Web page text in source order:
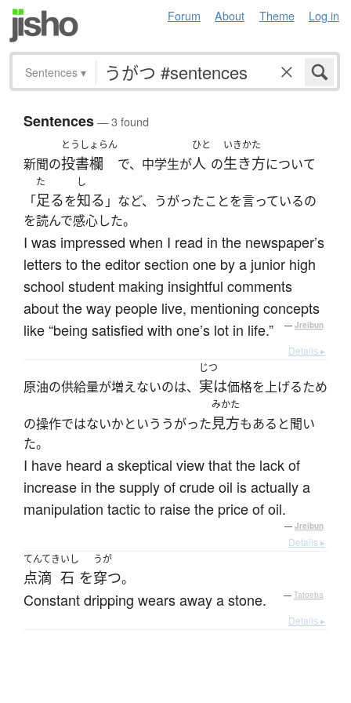
Forum About Theme Log in
Sentences ▾
Sentences— 3 found
新聞の
とうしょらん
投書欄 で、中学生が
ひと
人 の
いきかた
生き方について
「
た
足るを
し
知る 」など、うがったことを言っているの
を読んで感心した。
I was impressed when I read in the newspaper’s
letters to the editor section one by a junior high
school student making insightful comments
about the way people live, mentioning concepts
like “being satisfied with one’s lot in life.”
— Jreibun
Details ▸
原油の供給量が増えないのは、
じつ
実は価格を上げるため
の操作ではないかといううがった
みかた
見方もあると聞い
た。
I have heard a skeptical view that the lack of
increase in the supply of crude oil is actually a
manipulation tactic to raise the price of oil.
— Jreibun
Details ▸
てんてき
点滴
いし
石 を
うが
穿つ。
Constant dripping wears away a stone. — Tatoeba
Details ▸